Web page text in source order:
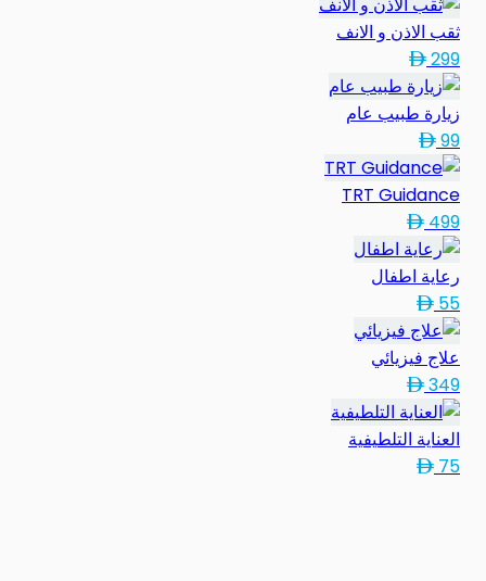
ثقب الاذن و الانف
299
زيارة طبيب عام
99
TRT Guidance
499
رعاية اطفال
55
علاج فيزيائي
349
العناية التلطيفية
75